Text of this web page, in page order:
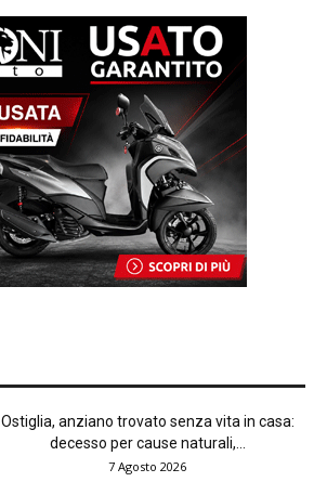
Ostiglia, anziano trovato senza vita in casa:
decesso per cause naturali,...
7 Agosto 2026